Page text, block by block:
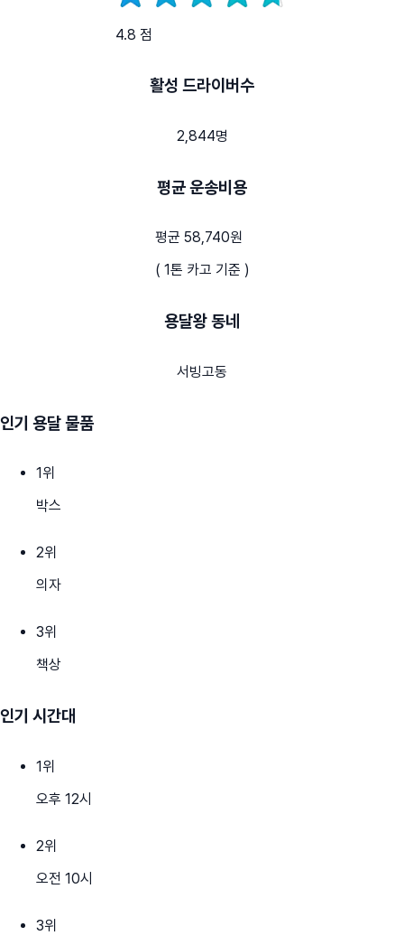
4.8 점
활성 드라이버수
2,844명
평균 운송비용
평균 58,740원
( 1톤 카고 기준 )
용달왕 동네
서빙고동
인기 용달 물품
1위
박스
2위
의자
3위
책상
인기 시간대
1위
오후 12시
2위
오전 10시
3위